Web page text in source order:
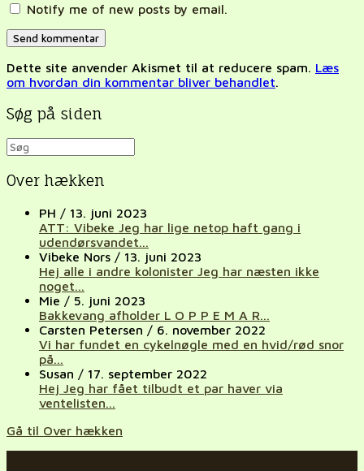
Notify me of new posts by email.
Dette site anvender Akismet til at reducere spam. Læs
om hvordan din kommentar bliver behandlet.
Søg på siden
Over hækken
PH / 13. juni 2023
ATT: Vibeke Jeg har lige netop haft gang i
udendørsvandet...
Vibeke Nors / 13. juni 2023
Hej alle i andre kolonister Jeg har næsten ikke
noget...
Mie / 5. juni 2023
Bakkevang afholder L O P P E M A R...
Carsten Petersen / 6. november 2022
Vi har fundet en cykelnøgle med en hvid/rød snor
på...
Susan / 17. september 2022
Hej Jeg har fået tilbudt et par haver via
ventelisten...
Gå til Over hækken